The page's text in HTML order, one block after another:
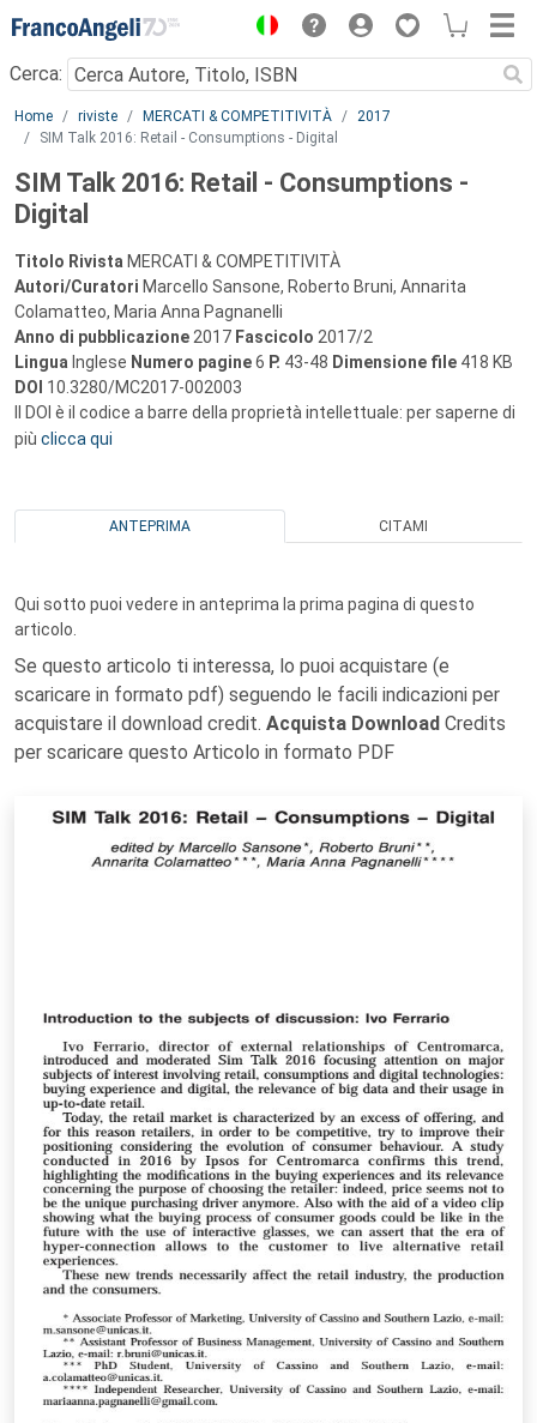
Menu
Cerca:
Main content
Home riviste MERCATI & COMPETITIVITÀ
2017
SIM Talk 2016: Retail - Consumptions - Digital
SIM Talk 2016: Retail - Consumptions -
Digital
Titolo Rivista MERCATI & COMPETITIVITÀ
Autori/Curatori Marcello Sansone, Roberto Bruni, Annarita
Colamatteo, Maria Anna Pagnanelli
Anno di pubblicazione 2017 Fascicolo 2017/2
Lingua Inglese Numero pagine6 P. 43-48 Dimensione file 418 KB
DOI 10.3280/MC2017-002003
Il DOI è il codice a barre della proprietà intellettuale: per saperne di
più clicca qui
ANTEPRIMA CITAMI
Qui sotto puoi vedere in anteprima la prima pagina di questo
articolo.
Se questo articolo ti interessa, lo puoi acquistare (e
scaricare in formato pdf) seguendo le facili indicazioni per
acquistare il download credit. Acquista Download Credits
per scaricare questo Articolo in formato PDF